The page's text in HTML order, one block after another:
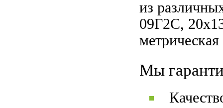
из
09Г2С,
Мы